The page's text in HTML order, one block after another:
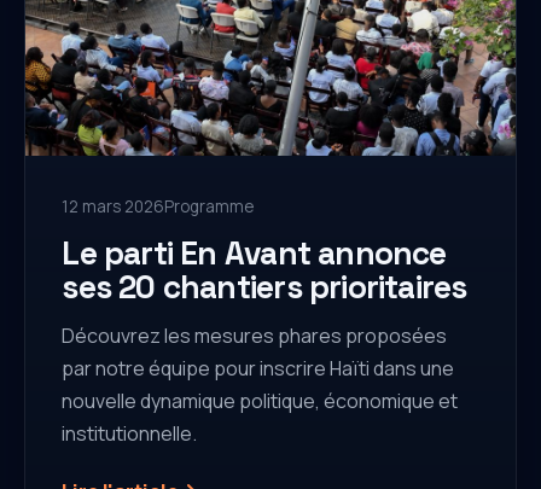
12 mars 2026Programme
Le parti En Avant annonce
ses 20 chantiers prioritaires
Découvrez les mesures phares proposées
par notre équipe pour inscrire Haïti dans une
nouvelle dynamique politique, économique et
institutionnelle.